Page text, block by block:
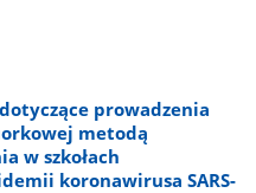
prowadzenia
metodą
w szkołach
koronawirusa SARS-